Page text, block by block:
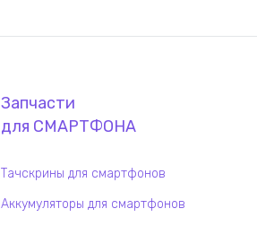
Запчасти
для СМАРТФОНА
Тачскрины для смартфонов
Аккумуляторы для смартфонов